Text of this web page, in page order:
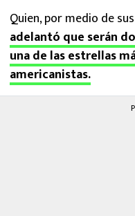
Quien, por medio de
adelantó que serán
una de las estrellas
americanistas.